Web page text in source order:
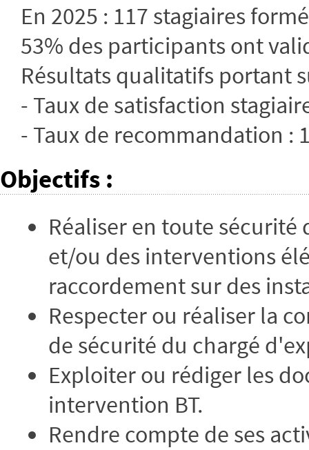
En 2025 : 117 stagiaires
53% des participants ont
Résultats qualitatifs portant
- Taux de satisfaction
- Taux de recommandation :
Objectifs :
Réaliser en toute
et/ou des interventions
raccordement sur des
Respecter ou réaliser la
de sécurité du chargé
Exploiter ou rédiger les
intervention BT.
Rendre compte de ses